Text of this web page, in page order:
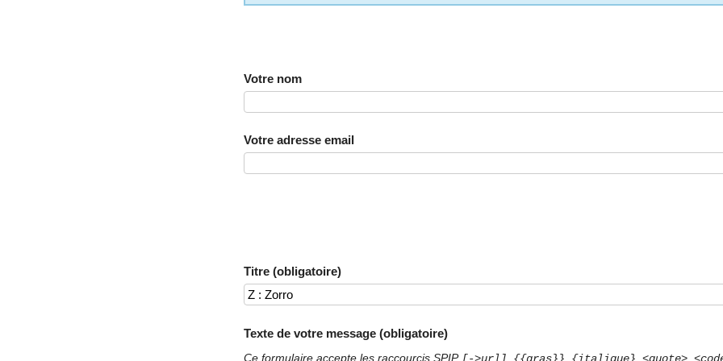
Votre nom
Votre adresse email
Titre (obligatoire)
Texte de votre message (obligatoire)
Ce formulaire accepte les raccourcis SPIP